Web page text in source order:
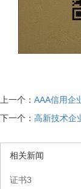
上一个： AAA信用企
下一个： 高新技术企
相关新闻
证书3